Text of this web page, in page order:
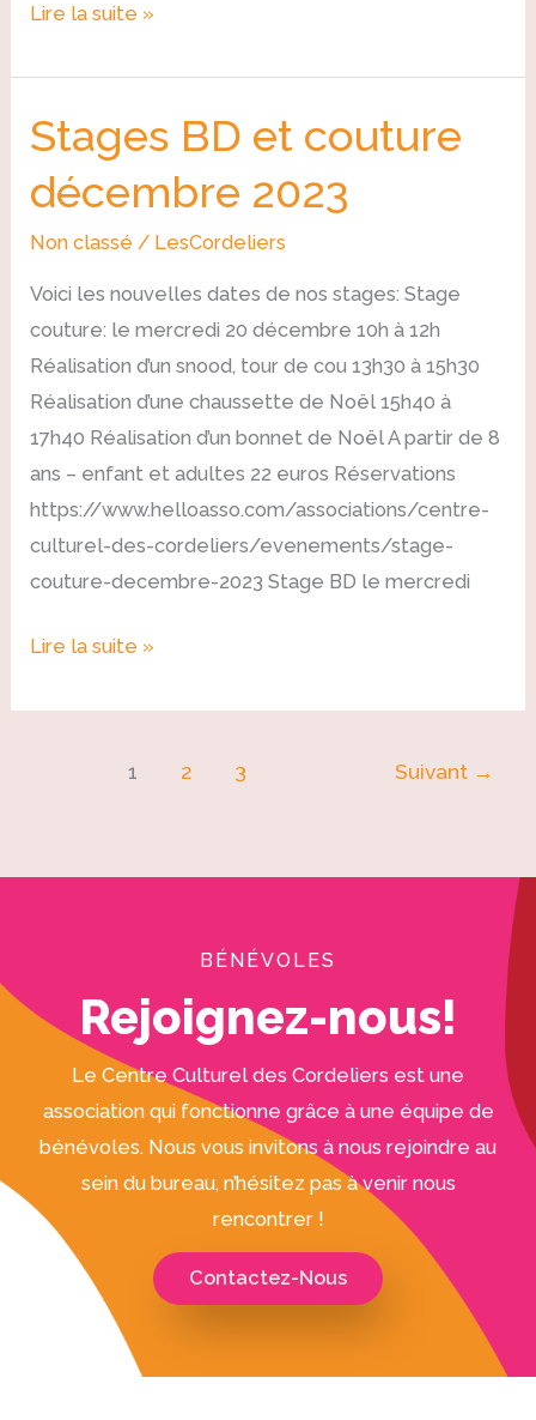
Lire la suite »
Stages BD et couture
décembre 2023
Non classé / LesCordeliers
Voici les nouvelles dates de nos stages: Stage
couture: le mercredi 20 décembre 10h à 12h
Réalisation d’un snood, tour de cou 13h30 à 15h30
Réalisation d’une chaussette de Noël 15h40 à
17h40 Réalisation d’un bonnet de Noël A partir de 8
ans – enfant et adultes 22 euros Réservations
https://www.helloasso.com/associations/centre-
culturel-des-cordeliers/evenements/stage-
couture-decembre-2023 Stage BD le mercredi
Stages
et
couture
2023
Lire la suite »
1 2 3 Suivant →
BÉNÉVOLES
Rejoignez-nous!
Le Centre Culturel des Cordeliers est une
association qui fonctionne grâce à une équipe de
bénévoles. Nous vous invitons à nous rejoindre au
sein du bureau, n’hésitez pas à venir nous
rencontrer !
Contactez-Nous